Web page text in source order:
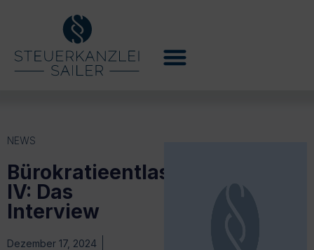
NEWS
Bürokratieentlastungsgesetz
IV: Das
Interview
Dezember 17, 2024